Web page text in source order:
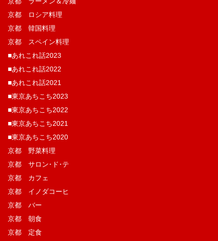
京都 ロシア料理
京都 韓国料理
京都 スペイン料理
■あれこれ話2023
■あれこれ話2022
■あれこれ話2021
■東京あちこち2023
■東京あちこち2022
■東京あちこち2021
■東京あちこち2020
京都 野菜料理
京都 サロン･ド･テ
京都 カフェ
京都 イノダコーヒ
京都 バー
京都 朝食
京都 定食